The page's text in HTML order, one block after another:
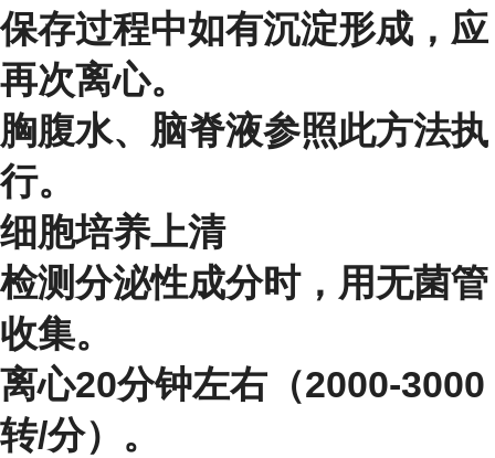
保存过程中如有沉淀形成，应
再次离心。
胸腹水、脑脊液参照此方法执
行。
细胞培养上清
检测分泌性成分时，用无菌管
收集。
离心20分钟左右（2000-3000
转/分）。